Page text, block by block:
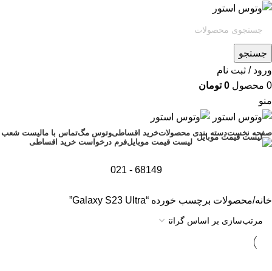
جستجو
ورود / ثبت نام
0 محصول 0 تومان
منو
صفحه نخستدسته بندی محصولاتخرید اقساطیوتوس مگتماس با مالیست شعب
لیست قیمت موبایلفرم درخواست خرید اقساطی
68149 - 021
خانه محصولات برچسب خورده “Galaxy S23 Ultra”